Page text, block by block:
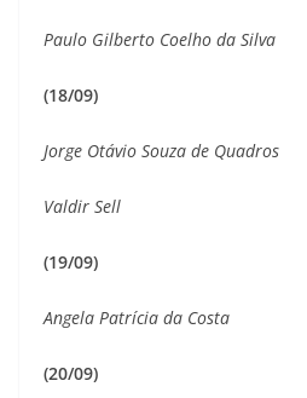
Paulo Gilberto Coelho da Silva
(18/09)
Jorge Otávio Souza de Quadros
Valdir Sell
(19/09)
Angela Patrícia da Costa
(20/09)